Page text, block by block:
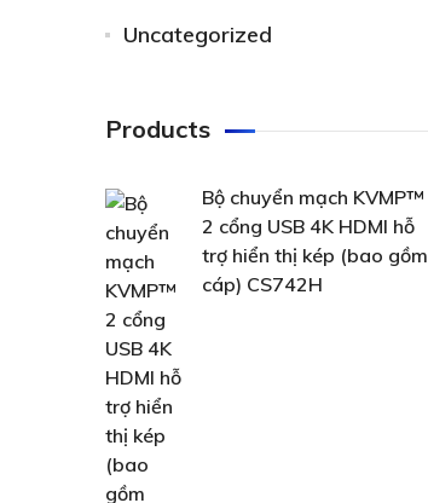
Uncategorized
Products
Bộ chuyển mạch KVMP™
2 cổng USB 4K HDMI hỗ
trợ hiển thị kép (bao gồm
cáp) CS742H